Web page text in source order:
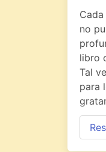
no
libro
Tal
para